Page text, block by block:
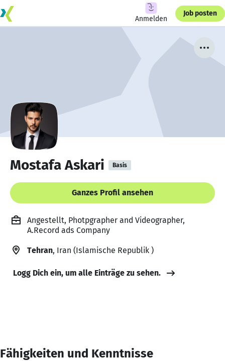
Anmelden
Job posten
Mostafa Askari Basis
Ganzes Profil ansehen
Angestellt, Photpgrapher and Videographer,
A.Record ads Company
Tehran, Iran (Islamische Republik )
Logg Dich ein, um alle Einträge zu sehen.
Fähigkeiten und Kenntnisse